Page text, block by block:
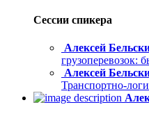
Сессии спикера
Алексей
грузоперевозок:
Алексей
Транспортно-